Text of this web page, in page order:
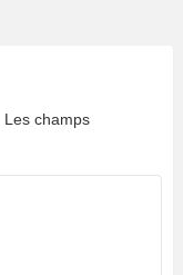
Les champs